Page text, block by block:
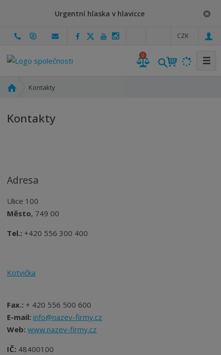
Urgentní hlaska v hlavicce
CZK
0 ☰
d
a
a
Kontakty
Kontakty
Adresa
Ulice 100
Město, 749 00
Tel.: +420 556 300 400
Kotvička
Fax.: + 420 556 500 600
E-mail: info@nazev-firmy.cz
Web: www.nazev-firmy.cz
IČ: 48400100